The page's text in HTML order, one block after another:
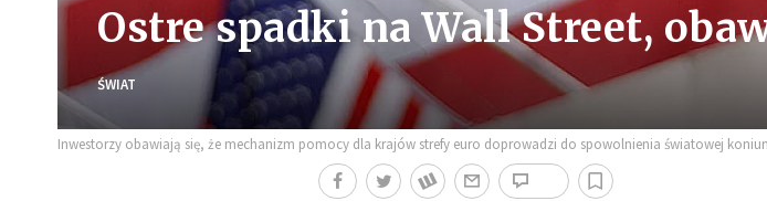
Ostre spadki na Wall Street,
ŚWIAT
Inwestorzy obawiają się, że mechanizm pomocy dla krajów strefy euro doprowadzi do spowolnienia światowej